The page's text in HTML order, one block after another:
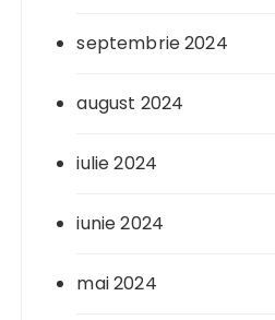
septembrie 2024
august 2024
iulie 2024
iunie 2024
mai 2024